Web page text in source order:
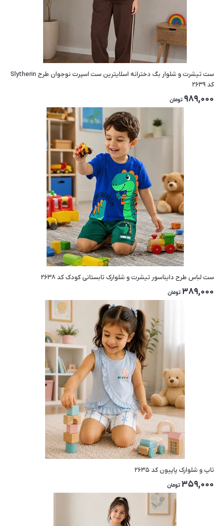
ست تیشرت و شلوار بگ دخترانه اسلایترین ست اسپرت نوجوان طرح Slytherin
کد ۲۶۳۹
989,000 تومان
ست لباس طرح دایناسور تیشرت و شلوارک تابستانی کودک کد ۲۶۳۸
389,000 تومان
تاپ و شلوارک پاپیون کد ۲۶۳۵
359,000 تومان